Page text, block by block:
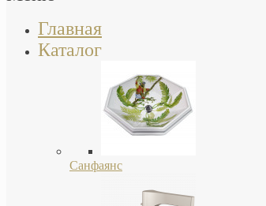
Главная
Каталог
Санфаянс